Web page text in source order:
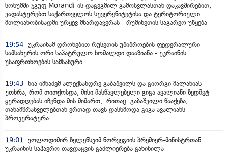
სოხუმში ჯგუფ Morandi-ის დაგეგმილ გამოსვლასთან დაკავშირებით,
ვადასტურებთ საქართველოს სუვერენიტეტისა და ტერიტორიული
მთლიანობისადმი ურყევ მხარდაჭერას - რუმინეთის საგარეო უწყება
19:54 უკრაინამ დრონებით რუსეთის უშიშროების ფედერალური
სამსახურის ორი საპატრულო ხომალდი დააზიანა - უკრაინის
უსაფრთხოების სამსახური
19:43 ნია იმნაძემ ალექსანდრე გაბაშვილს და გიორგი მალანიას
უთხრა, რომ თითქოსდა, მისი მასწავლებელი გიგა ავალიანი ზედმეტ
ყურადღებას იჩენდა მის მიმართ, რითაც გაბაშვილი წააქეზა,
თანამზრახველებთან ერთად თავს დასხმოდა გიგა ავალიანს -
პროკურატურა
19:01
ვოლოდიმირ ზელენსკიმ ნორვეგიის პრემიერ-მინისტრთან
უკრაინის საჰაერო თავდაცვის გაძლიერება განიხილა